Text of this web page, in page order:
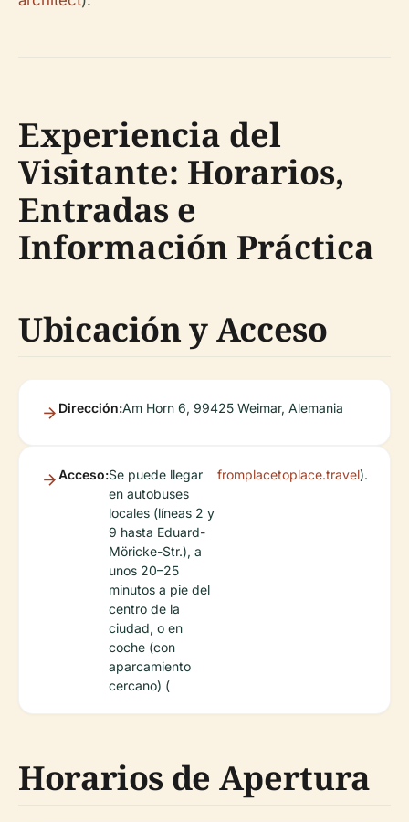
Experiencia del
Visitante: Horarios,
Entradas e
Información Práctica
Ubicación y Acceso
Dirección:Am Horn 6, 99425 Weimar, Alemania
Acceso:Se puede llegar
en autobuses
locales (líneas 2 y
9 hasta Eduard-
Möricke-Str.), a
unos 20–25
minutos a pie del
centro de la
ciudad, o en
coche (con
aparcamiento
cercano) (
fromplacetoplace.travel).
Horarios de Apertura